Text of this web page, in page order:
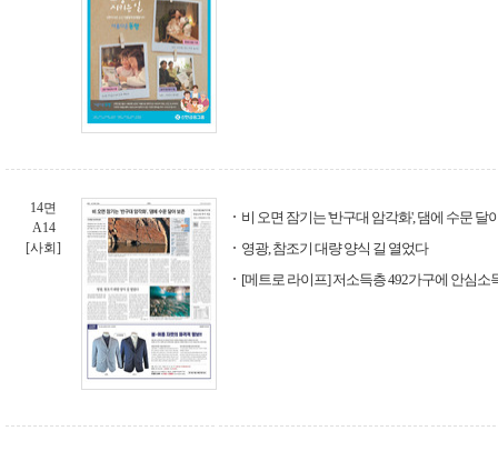
14면
A14
[사회]
비 오면 잠기는 '반구대 암각화', 댐에 수문 달
영광, 참조기 대량 양식 길 열었다
[메트로 라이프] 저소득층 492가구에 안심소